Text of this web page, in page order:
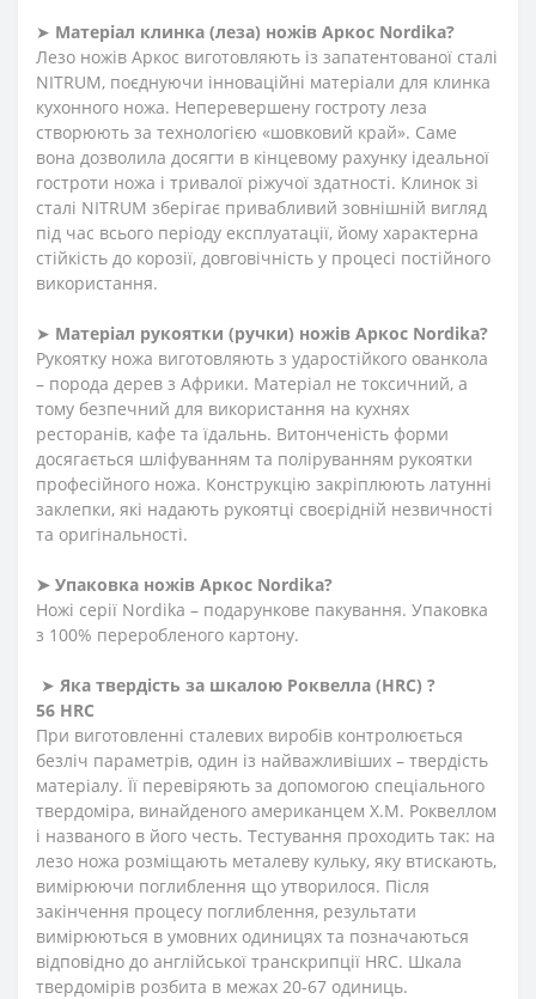
➤ Матеріал клинка (леза) ножів Аркос Nordika?
Лезо ножів Аркос виготовляють із запатентованої сталі
NITRUM, поєднуючи інноваційні матеріали для клинка
кухонного ножа. Неперевершену гостроту леза
створюють за технологією «шовковий край». Саме
вона дозволила досягти в кінцевому рахунку ідеальної
гостроти ножа і тривалої ріжучої здатності. Клинок зі
сталі NITRUM зберігає привабливий зовнішній вигляд
під час всього періоду експлуатації, йому характерна
стійкість до корозії, довговічність у процесі постійного
використання.
➤ Матеріал рукоятки (ручки) ножів Аркос Nordika?
Рукоятку ножа виготовляють з ударостійкого ованкола
– порода дерев з Африки. Матеріал не токсичний, а
тому безпечний для використання на кухнях
ресторанів, кафе та їдальнь. Витонченість форми
досягається шліфуванням та поліруванням рукоятки
професійного ножа. Конструкцію закріплюють латунні
заклепки, які надають рукоятці своєрідній незвичності
та оригінальності.
➤ Упаковка ножів Аркос Nordika?
Ножі серії Nordika – подарункове пакування. Упаковка
з 100% переробленого картону.
➤ Яка твердість за шкалою Роквелла (HRC) ?
56 HRC
При виготовленні сталевих виробів контролюється
безліч параметрів, один із найважливіших – твердість
матеріалу. Її перевіряють за допомогою спеціального
твердоміра, винайденого американцем Х.М. Роквеллом
і названого в його честь. Тестування проходить так: на
лезо ножа розміщають металеву кульку, яку втискають,
вимірюючи поглиблення що утворилося. Після
закінчення процесу поглиблення, результати
вимірюються в умовних одиницях та позначаються
відповідно до англійської транскрипції HRC. Шкала
твердомірів розбита в межах 20-67 одиниць.